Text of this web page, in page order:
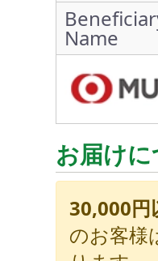
Name
お届け
30,000円
のお客様